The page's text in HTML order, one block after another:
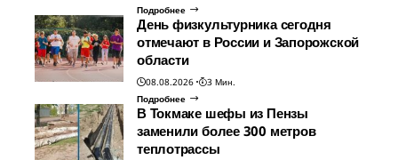
Подробнее
День физкультурника сегодня
отмечают в России и Запорожской
области
08.08.2026
3 Мин.
Подробнее
В Токмаке шефы из Пензы
заменили более 300 метров
теплотрассы